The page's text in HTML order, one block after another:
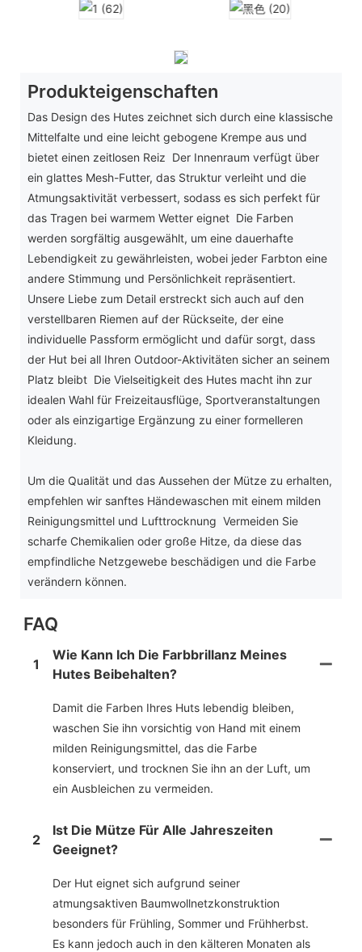
Produkteigenschaften
Das Design des Hutes zeichnet sich durch eine klassische
Mittelfalte und eine leicht gebogene Krempe aus und
bietet einen zeitlosen Reiz Der Innenraum verfügt über
ein glattes Mesh-Futter, das Struktur verleiht und die
Atmungsaktivität verbessert, sodass es sich perfekt für
das Tragen bei warmem Wetter eignet Die Farben
werden sorgfältig ausgewählt, um eine dauerhafte
Lebendigkeit zu gewährleisten, wobei jeder Farbton eine
andere Stimmung und Persönlichkeit repräsentiert.
Unsere Liebe zum Detail erstreckt sich auch auf den
verstellbaren Riemen auf der Rückseite, der eine
individuelle Passform ermöglicht und dafür sorgt, dass
der Hut bei all Ihren Outdoor-Aktivitäten sicher an seinem
Platz bleibt Die Vielseitigkeit des Hutes macht ihn zur
idealen Wahl für Freizeitausflüge, Sportveranstaltungen
oder als einzigartige Ergänzung zu einer formelleren
Kleidung.
Um die Qualität und das Aussehen der Mütze zu erhalten,
empfehlen wir sanftes Händewaschen mit einem milden
Reinigungsmittel und Lufttrocknung Vermeiden Sie
scharfe Chemikalien oder große Hitze, da diese das
empfindliche Netzgewebe beschädigen und die Farbe
verändern können.
FAQ
1
Wie Kann Ich Die Farbbrillanz Meines
Hutes Beibehalten?
Damit die Farben Ihres Huts lebendig bleiben,
waschen Sie ihn vorsichtig von Hand mit einem
milden Reinigungsmittel, das die Farbe
konserviert, und trocknen Sie ihn an der Luft, um
ein Ausbleichen zu vermeiden.
2
Ist Die Mütze Für Alle Jahreszeiten
Geeignet?
Der Hut eignet sich aufgrund seiner
atmungsaktiven Baumwollnetzkonstruktion
besonders für Frühling, Sommer und Frühherbst.
Es kann jedoch auch in den kälteren Monaten als